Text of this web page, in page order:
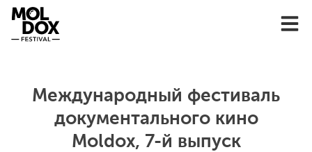
Skip
content
Международный фестиваль
документального кино
Moldox, 7-й выпуск